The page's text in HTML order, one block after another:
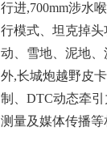
行进,700mm涉水
行模式、坦克掉
动、雪地、泥地
外,长城炮越野皮
制、DTC动态牵
测量及媒体传播等